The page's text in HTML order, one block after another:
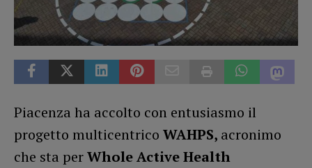
Piacenza ha accolto con entusiasmo il
progetto multicentrico WAHPS, acronimo
che sta perWhole Active Health